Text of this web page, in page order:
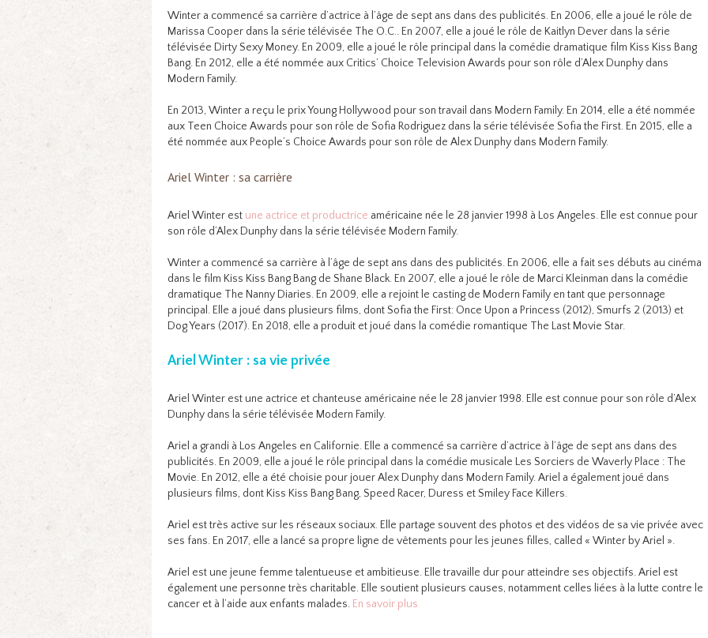
Winter a commencé sa carrière d’actrice à l’âge de sept ans dans des publicités. En 2006, elle a joué le rôle de
Marissa Cooper dans la série télévisée The O.C.. En 2007, elle a joué le rôle de Kaitlyn Dever dans la série
télévisée Dirty Sexy Money. En 2009, elle a joué le rôle principal dans la comédie dramatique film Kiss Kiss Bang
Bang. En 2012, elle a été nommée aux Critics’ Choice Television Awards pour son rôle d’Alex Dunphy dans
Modern Family.
En 2013, Winter a reçu le prix Young Hollywood pour son travail dans Modern Family. En 2014, elle a été nommée
aux Teen Choice Awards pour son rôle de Sofia Rodriguez dans la série télévisée Sofia the First. En 2015, elle a
été nommée aux People’s Choice Awards pour son rôle de Alex Dunphy dans Modern Family.
Ariel Winter : sa carrière
Ariel Winter est une actrice et productrice américaine née le 28 janvier 1998 à Los Angeles. Elle est connue pour
son rôle d’Alex Dunphy dans la série télévisée Modern Family.
Winter a commencé sa carrière à l’âge de sept ans dans des publicités. En 2006, elle a fait ses débuts au cinéma
dans le film Kiss Kiss Bang Bang de Shane Black. En 2007, elle a joué le rôle de Marci Kleinman dans la comédie
dramatique The Nanny Diaries. En 2009, elle a rejoint le casting de Modern Family en tant que personnage
principal. Elle a joué dans plusieurs films, dont Sofia the First: Once Upon a Princess (2012), Smurfs 2 (2013) et
Dog Years (2017). En 2018, elle a produit et joué dans la comédie romantique The Last Movie Star.
Ariel Winter : sa vie privée
Ariel Winter est une actrice et chanteuse américaine née le 28 janvier 1998. Elle est connue pour son rôle d’Alex
Dunphy dans la série télévisée Modern Family.
Ariel a grandi à Los Angeles en Californie. Elle a commencé sa carrière d’actrice à l’âge de sept ans dans des
publicités. En 2009, elle a joué le rôle principal dans la comédie musicale Les Sorciers de Waverly Place : The
Movie. En 2012, elle a été choisie pour jouer Alex Dunphy dans Modern Family. Ariel a également joué dans
plusieurs films, dont Kiss Kiss Bang Bang, Speed Racer, Duress et Smiley Face Killers.
Ariel est très active sur les réseaux sociaux. Elle partage souvent des photos et des vidéos de sa vie privée avec
ses fans. En 2017, elle a lancé sa propre ligne de vêtements pour les jeunes filles, called « Winter by Ariel ».
Ariel est une jeune femme talentueuse et ambitieuse. Elle travaille dur pour atteindre ses objectifs. Ariel est
également une personne très charitable. Elle soutient plusieurs causes, notamment celles liées à la lutte contre le
cancer et à l’aide aux enfants malades. En savoir plus